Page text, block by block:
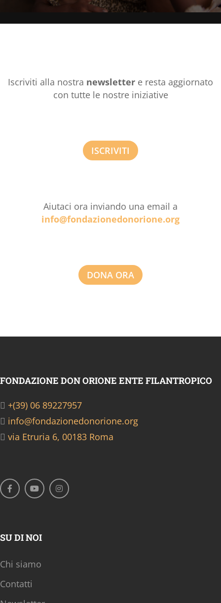
Iscriviti alla nostra newsletter e resta aggiornato
con tutte le nostre iniziative
ISCRIVITI
Aiutaci ora inviando una email a
info@fondazionedonorione.org
DONA ORA
FONDAZIONE DON ORIONE ENTE FILANTROPICO
+(39) 06 89227957
info@fondazionedonorione.org
via Etruria 6, 00183 Roma
SU DI NOI
Chi siamo
Contatti